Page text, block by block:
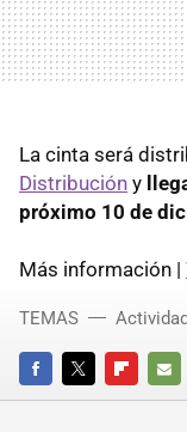
La cinta será
Distribución y
próximo 10 de
Más información |
FACEBOOKTWITTERFLIPBOARD
E-
TEMAS